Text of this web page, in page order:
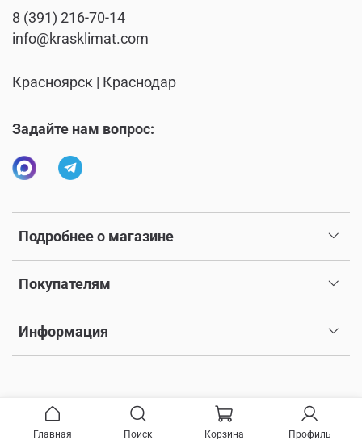
Подробнее о магазине
Покупателям
Информация
8 (391) 216-70-14
info@krasklimat.com
Красноярск | Краснодар
Задайте нам вопрос:
Главная Поиск Корзина Профиль